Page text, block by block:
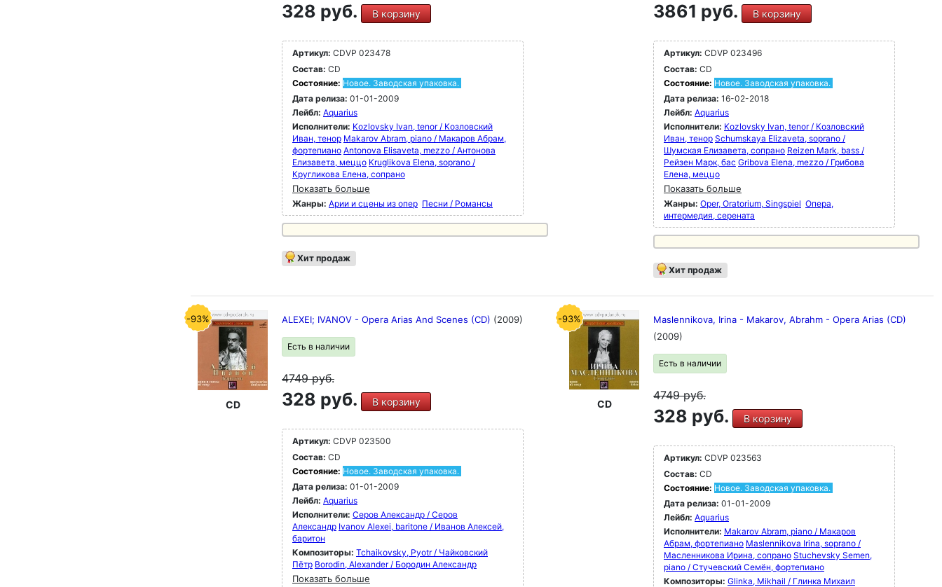
328 руб. В корзину
Артикул: CDVP 023478
Состав: CD
Состояние: Новое. Заводская упаковка.
Дата релиза: 01-01-2009
Лейбл: Aquarius
Исполнители: Kozlovsky Ivan, tenor / Козловский
Иван, тенор Makarov Abram, piano / Макаров Абрам,
фортепиано Antonova Elisaveta, mezzo / Антонова
Елизавета, меццо Kruglikova Elena, soprano /
Кругликова Елена, сопрано
Показать больше
Жанры: Арии и сцены из опер Песни / Романсы
Хит продаж
3861 руб. В корзину
Артикул: CDVP 023496
Состав: CD
Состояние: Новое. Заводская упаковка.
Дата релиза: 16-02-2018
Лейбл: Aquarius
Исполнители: Kozlovsky Ivan, tenor / Козловский
Иван, тенор Schumskaya Elizaveta, soprano /
Шумская Елизавета, сопрано Reizen Mark, bass /
Рейзен Марк, бас Gribova Elena, mezzo / Грибова
Елена, меццо
Показать больше
Жанры: Oper, Oratorium, Singspiel Опера,
интермедия, серената
Хит продаж
-93%
CD
ALEXEI; IVANOV - Opera Arias And Scenes (CD) (2009)
Есть в наличии
4749руб.
328 руб. В корзину
Артикул: CDVP 023500
Состав: CD
Состояние: Новое. Заводская упаковка.
Дата релиза: 01-01-2009
Лейбл: Aquarius
Исполнители: Серов Александр / Серов
Александр Ivanov Alexei, baritone / Иванов Алексей,
баритон
Композиторы: Tchaikovsky, Pyotr / Чайковский
Пётр Borodin, Alexander / Бородин Александр
Показать больше
-93%
CD
Maslennikova, Irina - Makarov, Abrahm - Opera Arias (CD)
(2009)
Есть в наличии
4749руб.
328 руб. В корзину
Артикул: CDVP 023563
Состав: CD
Состояние: Новое. Заводская упаковка.
Дата релиза: 01-01-2009
Лейбл: Aquarius
Исполнители: Makarov Abram, piano / Макаров
Абрам, фортепиано Maslennikova Irina, soprano /
Масленникова Ирина, сопрано Stuchevsky Semen,
piano / Стучевский Семён, фортепиано
Композиторы: Glinka, Mikhail / Глинка Михаил